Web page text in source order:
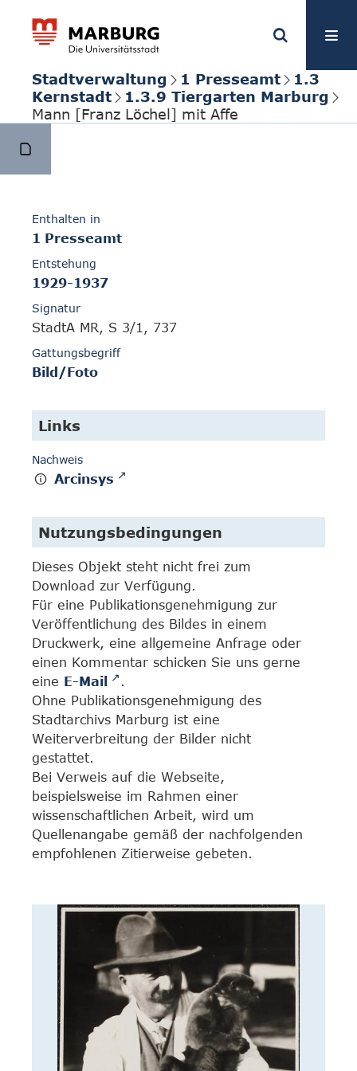
Stadtverwaltung 1 Presseamt
1.3
Kernstadt
1.3.9 Tiergarten Marburg
Mann [Franz Löchel] mit Affe
Enthalten in
1 Presseamt
Entstehung
1929-1937
Signatur
StadtA MR, S 3/1, 737
Gattungsbegriff
Bild/Foto
Links
Nachweis
Arcinsys
Nutzungsbedingungen
Dieses Objekt steht nicht frei zum
Download zur Verfügung.
Für eine Publikationsgenehmigung zur
Veröffentlichung des Bildes in einem
Druckwerk, eine allgemeine Anfrage oder
einen Kommentar schicken Sie uns gerne
eine E-Mail
.
Ohne Publikationsgenehmigung des
Stadtarchivs Marburg ist eine
Weiterverbreitung der Bilder nicht
gestattet.
Bei Verweis auf die Webseite,
beispielsweise im Rahmen einer
wissenschaftlichen Arbeit, wird um
Quellenangabe gemäß der nachfolgenden
empfohlenen Zitierweise gebeten.